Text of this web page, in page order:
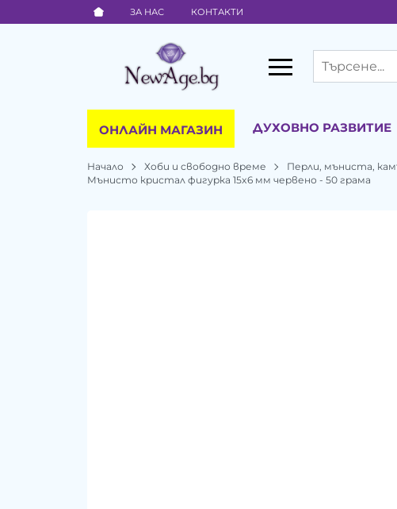
ЗА НАС КОНТАКТИ
ОНЛАЙН МАГАЗИН ДУХОВНО РАЗВИТИЕ
Начало Хоби и свободно време Перли, мъниста,
Мънисто кристал фигурка 15x6 мм червено - 50 грама